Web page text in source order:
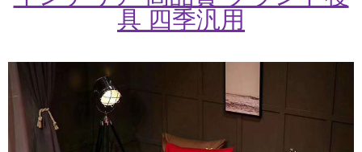
具 四季汎用